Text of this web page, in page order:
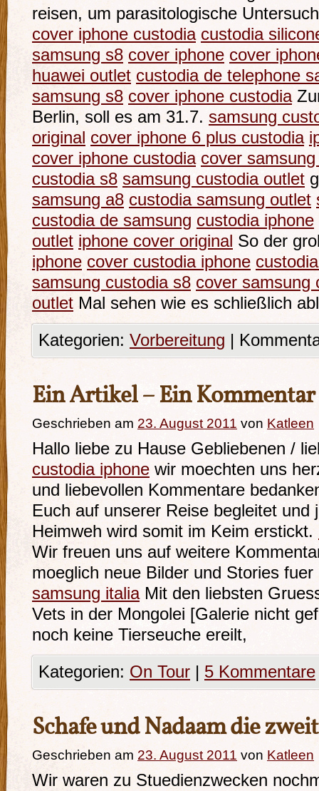
reisen, um parasitologische
cover iphone custodia custodia
samsung s8 cover iphone cover
huawei outlet custodia de telephone
samsung s8 cover iphone custodia
Berlin, soll es am 31.7. samsung
original cover iphone 6 plus custodia
cover iphone custodia cover
custodia s8 samsung custodia outlet
samsung a8 custodia samsung outlet
custodia de samsung custodia iphone
outlet iphone cover original So der
iphone cover custodia iphone
samsung custodia s8 cover samsung
outlet Mal sehen wie es schließlich
Kategorien: Vorbereitung |
Ein Artikel – Ein Kommentar
Geschrieben am 23. August 2011 von Katleen
Hallo liebe zu Hause Gebliebenen /
custodia iphone wir moechten uns
und liebevollen Kommentare
Euch auf unserer Reise begleitet und
Heimweh wird somit im Keim erstickt.
Wir freuen uns auf weitere
moeglich neue Bilder und Stories
samsung italiaMit den liebsten
Vets in der Mongolei [Galerie nicht
noch keine Tierseuche ereilt,
Kategorien: On Tour | 5 Kommentare
Schafe und Nadaam die
Geschrieben am 23. August 2011 von Katleen
Wir waren zu Stuedienzwecken